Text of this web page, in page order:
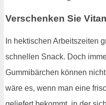
Verschenken Sie
In hektischen Arbeitszeiten
schnellen Snack. Doch
Gummibärchen können
wäre es, wenn man eine